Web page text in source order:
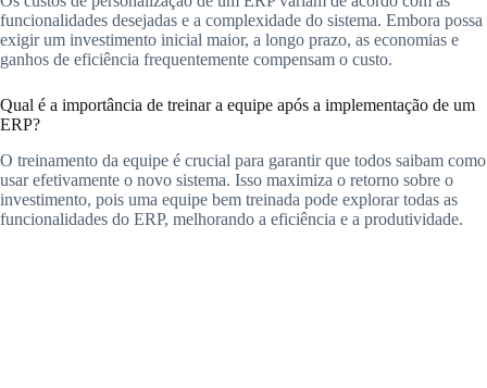
funcionalidades desejadas e a complexidade do sistema. Embora possa
exigir um investimento inicial maior, a longo prazo, as economias e
ganhos de eficiência frequentemente compensam o custo.
Qual é a importância de treinar a equipe após a implementação de um
ERP?
O treinamento da equipe é crucial para garantir que todos saibam como
usar efetivamente o novo sistema. Isso maximiza o retorno sobre o
investimento, pois uma equipe bem treinada pode explorar todas as
funcionalidades do ERP, melhorando a eficiência e a produtividade.